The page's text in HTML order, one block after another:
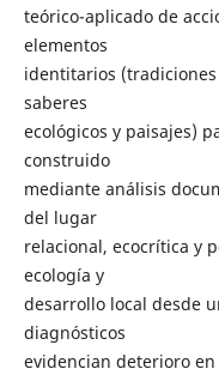
teórico-aplicado de
elementos
identitarios
saberes
ecológicos y paisajes)
construido
mediante análisis
del lugar
relacional, ecocrítica y
ecología y
desarrollo local desde
diagnósticos
evidencian deterioro